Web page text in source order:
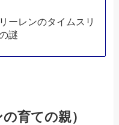
ーレンのタイムスリ
謎
育ての親）